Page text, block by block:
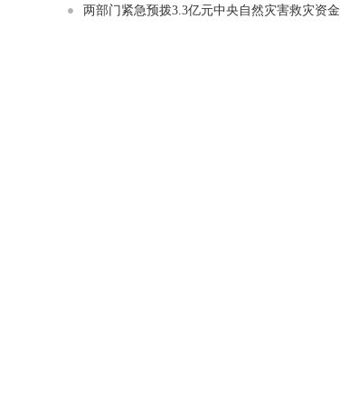
两部门紧急预拨3.3亿元中央自然灾害救灾资金